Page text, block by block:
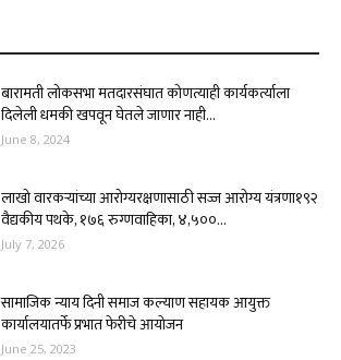
बारामती लोकसभा मतदारसंघात कोणत्याही कार्यकर्त्याला
दिलेली धमकी खपवून घेतले जाणार नाही...
June 8, 2024
लाखो वारकऱ्यांच्या आरोग्यरक्षणासाठी सज्ज आरोग्य यंत्रणा१९२
वैद्यकीय पथके, १७६ रुग्णवाहिका, ४,५००...
July 7, 2026
सामाजिक न्याय दिनी समाज कल्याण सहायक आयुक्त
कार्यालयातर्फे प्रभात फेरीचे आयोजन
June 25, 2023